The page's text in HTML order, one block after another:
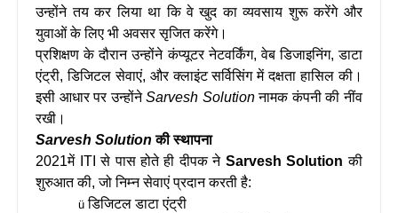
उन्होंने तय कर लिया था कि वे खुद का व्यवसाय शुरू करेंगे और
युवाओं के लिए भी अवसर सृजित करेंगे।
प्रशिक्षण के दौरान उन्होंने कंप्यूटर नेटवर्किंग, वेब डिजाइनिंग, डाटा
एंट्री, डिजिटल सेवाएं, और क्लाइंट सर्विसिंग में दक्षता हासिल की।
इसी आधार पर उन्होंनेSarvesh Solutionनामक कंपनी की नींव
रखी।
Sarvesh Solution की स्थापना
2021में ITI से पास होते ही दीपक ने Sarvesh Solution की
शुरुआत की, जो निम्न सेवाएं प्रदान करती है:
üडिजिटल डाटा एंट्री